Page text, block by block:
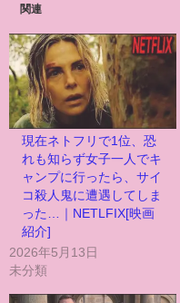
関連
現在ネトフリで1位、恐
れも知らず女子一人でキ
ャンプに行ったら、サイ
コ殺人鬼に遭遇してしま
った…｜NETLFIX[映画
紹介]
2026年5月13日
未分類